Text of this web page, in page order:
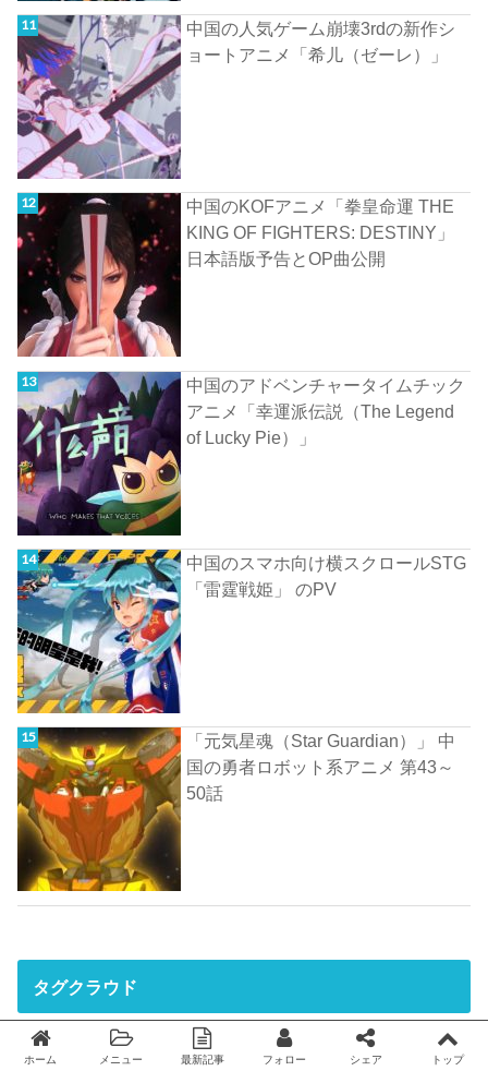
中国の人気ゲーム崩壊3rdの新作シ
ョートアニメ「希儿（ゼーレ）」
中国のKOFアニメ「拳皇命運 THE
KING OF FIGHTERS: DESTINY」
日本語版予告とOP曲公開
中国のアドベンチャータイムチック
アニメ「幸運派伝説（The Legend
of Lucky Pie）」
中国のスマホ向け横スクロールSTG
「雷霆戦姫」 のPV
「元気星魂（Star Guardian）」 中
国の勇者ロボット系アニメ 第43～
50話
タグクラウド
3DCG acfun CCTV pickup TO BE HERO
アニメ
ホーム メニュー 最新記事 フォロー シェア トップ
Twitter facebook